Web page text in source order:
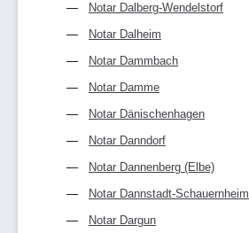
Notar Dalberg-Wendelstorf
Notar Dalheim
Notar Dammbach
Notar Damme
Notar Dänischenhagen
Notar Danndorf
Notar Dannenberg (Elbe)
Notar Dannstadt-Schauernheim
Notar Dargun